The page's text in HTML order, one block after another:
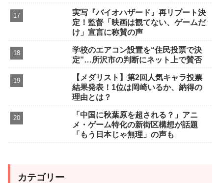
実写『バイオハザード』再リブート決
定！監督「映画は観てない、ゲームだ
け」宣言に称賛の声
学校のエアコン設置を“住民投票で決
定”…所沢市の判断にネット上で賛否
【メダリスト】第2回人気キャラ投票
結果発表！1位は岡崎いるか、納得の
理由とは？
「中国に秋葉原を超される？」アニ
メ・ゲーム特化の新街区構想が話題
「もう日本じゃ無理」の声も
カテゴリー